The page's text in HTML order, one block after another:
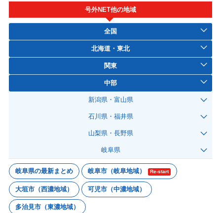
号外NET他の地域
全国
北海道・東北
関東
中部
新潟県・富山県
石川県・福井県
山梨県・長野県
岐阜県
岐阜県の最新まとめ 岐阜市（岐阜地域） Re-start
大垣市（西濃地域） 可児市（中濃地域）
多治見市（東濃地域）